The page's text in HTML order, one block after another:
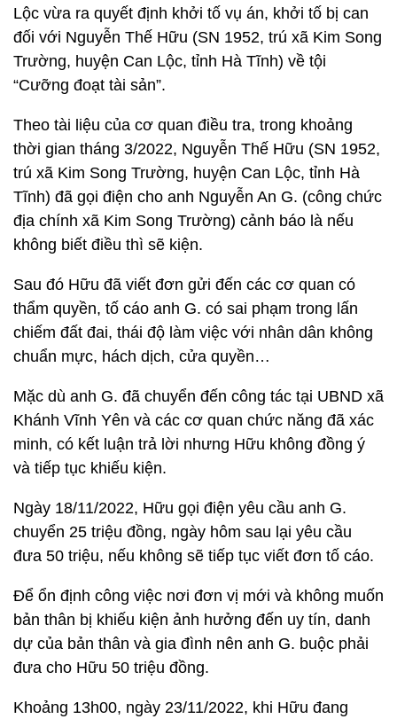
Lộc vừa ra quyết định khởi tố vụ án, khởi tố bị can
đối với Nguyễn Thế Hữu (SN 1952, trú xã Kim Song
Trường, huyện Can Lộc, tỉnh Hà Tĩnh) về tội
“Cưỡng đoạt tài sản”.
Theo tài liệu của cơ quan điều tra, trong khoảng
thời gian tháng 3/2022, Nguyễn Thế Hữu (SN 1952,
trú xã Kim Song Trường, huyện Can Lộc, tỉnh Hà
Tĩnh) đã gọi điện cho anh Nguyễn An G. (công chức
địa chính xã Kim Song Trường) cảnh báo là nếu
không biết điều thì sẽ kiện.
Sau đó Hữu đã viết đơn gửi đến các cơ quan có
thẩm quyền, tố cáo anh G. có sai phạm trong lấn
chiếm đất đai, thái độ làm việc với nhân dân không
chuẩn mực, hách dịch, cửa quyền…
Mặc dù anh G. đã chuyển đến công tác tại UBND xã
Khánh Vĩnh Yên và các cơ quan chức năng đã xác
minh, có kết luận trả lời nhưng Hữu không đồng ý
và tiếp tục khiếu kiện.
Ngày 18/11/2022, Hữu gọi điện yêu cầu anh G.
chuyển 25 triệu đồng, ngày hôm sau lại yêu cầu
đưa 50 triệu, nếu không sẽ tiếp tục viết đơn tố cáo.
Để ổn định công việc nơi đơn vị mới và không muốn
bản thân bị khiếu kiện ảnh hưởng đến uy tín, danh
dự của bản thân và gia đình nên anh G. buộc phải
đưa cho Hữu 50 triệu đồng.
Khoảng 13h00, ngày 23/11/2022, khi Hữu đang